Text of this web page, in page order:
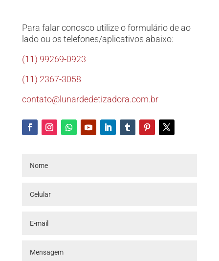
Para falar conosco utilize o formulário de ao
lado ou os telefones/aplicativos abaixo:
(11) 99269-0923
(11) 2367-3058
contato@lunardedetizadora.com.br